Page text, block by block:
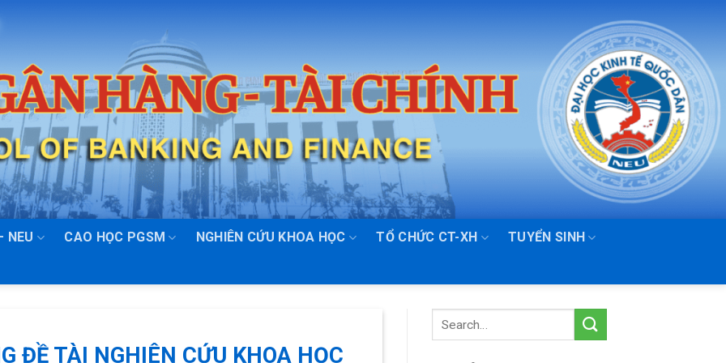
NEU CAO HỌC PGSM NGHIÊN CỨU KHOA HỌC TỔ CHỨC CT-XH
TUYỂN SINH
ĐỀ TÀI NGHIÊN CỨU KHOA HỌC